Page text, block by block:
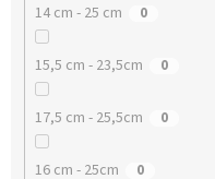
14 cm - 25 cm 0
15,5 cm - 23,5cm 0
17,5 cm - 25,5cm 0
16 cm - 25cm 0